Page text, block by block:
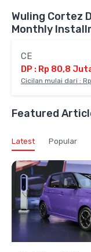
Wuling Cortez
Monthly
CE
DP : Rp 80,8
Cicilan mulai dari :
Featured
Latest Popular